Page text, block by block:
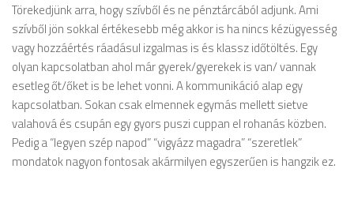
Törekedjünk arra, hogy szívből és ne pénztárcából adjunk. Ami
szívből jön sokkal értékesebb még akkor is ha nincs kézügyesség
vagy hozzáértés ráadásul izgalmas is és klassz időtöltés. Egy
olyan kapcsolatban ahol már gyerek/gyerekek is van/ vannak
esetleg őt/őket is be lehet vonni. A kommunikáció alap egy
kapcsolatban. Sokan csak elmennek egymás mellett sietve
valahová és csupán egy gyors puszi cuppan el rohanás közben.
Pedig a “legyen szép napod” “vigyázz magadra” “szeretlek”
mondatok nagyon fontosak akármilyen egyszerűen is hangzik ez.